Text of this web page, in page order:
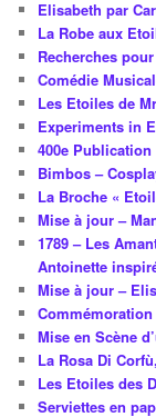
Elisabeth par
La Robe aux
Recherches
Comédie
Les Etoiles de
Experiments in
400e Publication
Bimbos –
La Broche «
Mise à jour –
1789 – Les
Antoinette
Mise à jour –
Mise en Scène
La Rosa Di
Les Etoiles des
Serviettes en